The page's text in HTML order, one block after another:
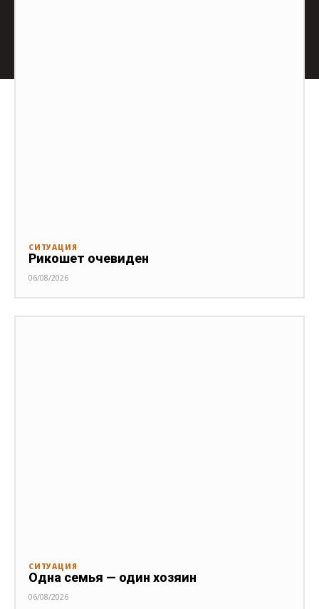
СИТУАЦИЯ
Рикошет очевиден
06/08/2026
СИТУАЦИЯ
Одна семья — один хозяин
06/08/2026